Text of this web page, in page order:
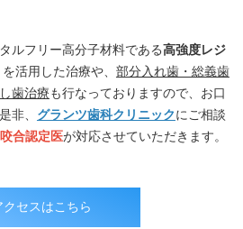
ルフリー高分子材料である高強度レジ
を活用した治療や、 部分入れ歯・総義歯
歯治療も行なっておりますので、お口
非、 グランツ歯科クリニックにご相談
合認定医が対応させていただきます。
クセスはこちら